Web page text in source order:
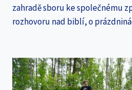
zahradě sboru ke společnému
rozhovoru nad biblí, o